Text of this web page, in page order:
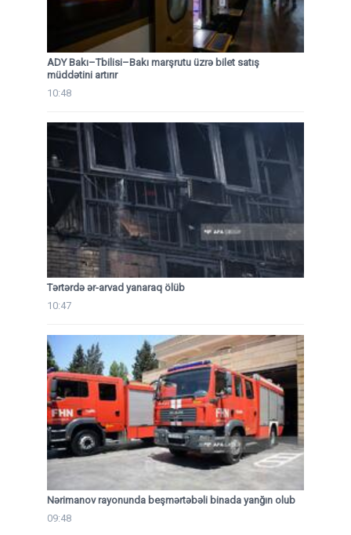
ADY Bakı–Tbilisi–Bakı marşrutu üzrə bilet satış
müddətini artırır
10:48
Tərtərdə ər-arvad yanaraq ölüb
10:47
Nərimanov rayonunda beşmərtəbəli binada yanğın olub
09:48